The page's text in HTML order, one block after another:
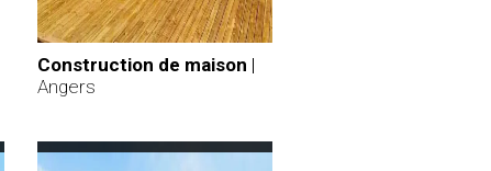
Construction de maison |
Angers